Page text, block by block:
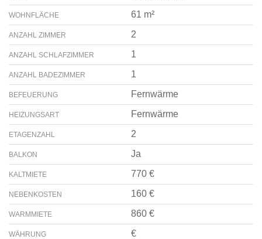
WOHNFLÄCHE 61 m²
ANZAHL ZIMMER 2
ANZAHL SCHLAFZIMMER 1
ANZAHL BADEZIMMER 1
BEFEUERUNG Fernwärme
HEIZUNGSART Fernwärme
ETAGENZAHL 2
BALKON Ja
KALTMIETE 770 €
NEBENKOSTEN 160 €
WARMMIETE 860 €
WÄHRUNG €